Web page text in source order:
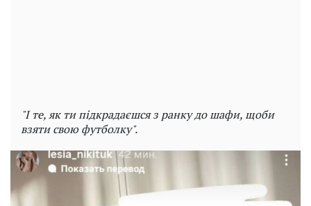
"І те, як ти підкрадаєшся з ранку до шафи, щоби
взяти свою футболку".